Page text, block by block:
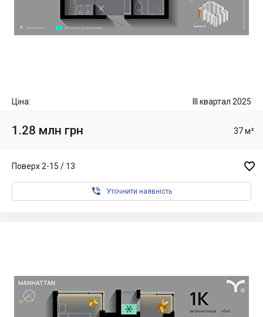
Ціна: III квартал 2025
1.28 млн грн 37 м²
Поверх 2-15 / 13 
 Уточнити наявність